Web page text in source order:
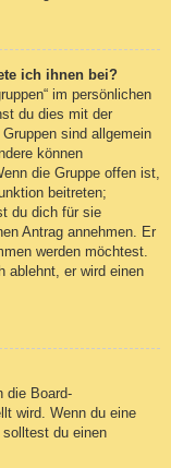
ich ihnen bei?
im persönlichen
du dies mit der
sind allgemein
können
die Gruppe offen ist,
beitreten;
du dich für sie
Antrag annehmen. Er
werden möchtest.
ablehnt, er wird einen
die Board-
wird. Wenn du eine
du einen